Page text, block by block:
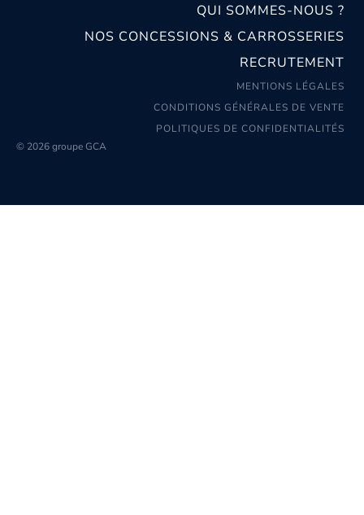
QUI SOMMES-NOUS ?
NOS CONCESSIONS & CARROSSERIES
RECRUTEMENT
MENTIONS LÉGALES
CONDITIONS GÉNÉRALES DE VENTE
POLITIQUES DE CONFIDENTIALITÉS
© 2026 groupe GCA